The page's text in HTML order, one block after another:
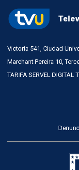
Victoria 541, Ciudad
Marchant Pereira 10,
TARIFA SERVEL DIGITAL